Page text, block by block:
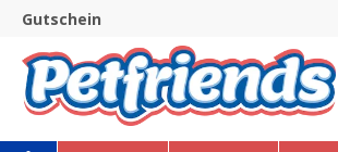
Skip to main navigation
Gutschein